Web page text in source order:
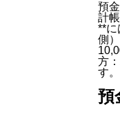
預
計
**に
側
方
す。
預